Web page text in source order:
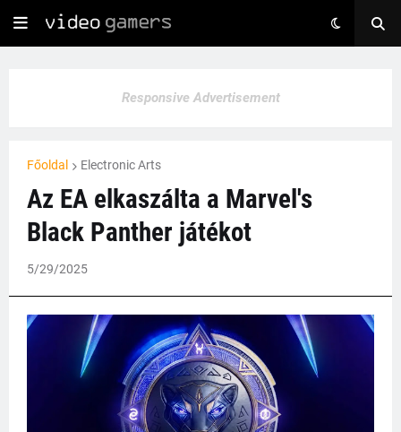
Responsive Advertisement
Főoldal Electronic Arts
Az EA elkaszálta a Marvel's
Black Panther játékot
5/29/2025